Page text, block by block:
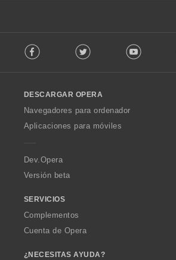
o
w
O
p
a
Facebook Twitter Youtube
DESCARGAR OPERA
Navegadores para ordenador
Aplicaciones para móviles
Dev.Opera
Versión beta
SERVICIOS
Complementos
Cuenta de Opera
¿NECESITAS AYUDA?